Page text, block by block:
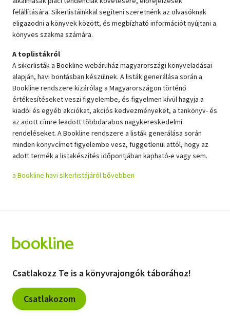
felállítására. Sikerlistáinkkal segíteni szeretnénk az olvasóknak
eligazodni a könyvek között, és megbízható információt nyújtani a
könyves szakma számára.
A toplistákról
A sikerlisták a Bookline webáruház magyarországi könyveladásai
alapján, havi bontásban készülnek. A listák generálása során a
Bookline rendszere kizárólag a Magyarországon történő
értékesítéseket veszi figyelembe, és figyelmen kívül hagyja a
kiadói és egyéb akciókat, akciós kedvezményeket, a tankönyv- és
az adott címre leadott többdarabos nagykereskedelmi
rendeléseket. A Bookline rendszere a listák generálása során
minden könyvcímet figyelembe vesz, függetlenül attól, hogy az
adott termék a listakészítés időpontjában kapható-e vagy sem.
a Bookline havi sikerlistájáról bővebben
Csatlakozz Te is a könyvrajongók táborához!
Csatlakozom